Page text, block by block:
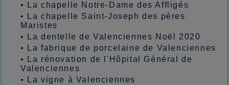
•
La chapelle Notre-Dame des Affligés
•
La chapelle Saint-Joseph des pères
Maristes
•
La dentelle de Valenciennes Noël 2020
•
La fabrique de porcelaine de Valenciennes
•
La rénovation de l'Hôpital Général de
Valenciennes
•
La vigne à Valenciennes